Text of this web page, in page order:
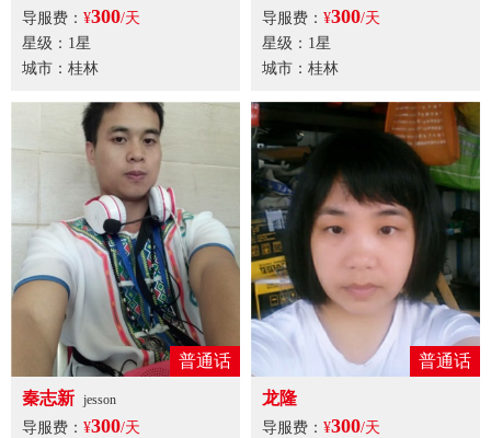
导服费： ¥300/天
星级：1星
城市：桂林
导服费： ¥300/天
星级：1星
城市：桂林
普通话
秦志新 jesson
导服费： ¥300/天
普通话
龙隆
导服费： ¥300/天